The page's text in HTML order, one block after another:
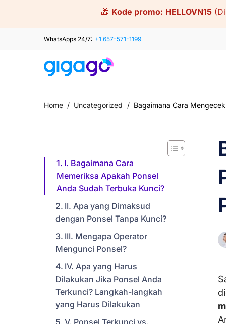
🎁 Kode promo: HELLOVN15
WhatsApps 24/7: +1 657-571-1199
Home / Uncategorized / Bagaimana Cara
I. Bagaimana Cara
Memeriksa Apakah Ponsel
Anda Sudah Terbuka Kunci?
II. Apa yang Dimaksud
dengan Ponsel Tanpa Kunci?
III. Mengapa Operator
Mengunci Ponsel?
IV. Apa yang Harus
Dilakukan Jika Ponsel Anda
Terkunci? Langkah-langkah
yang Harus Dilakukan
V. Ponsel Terkunci vs.